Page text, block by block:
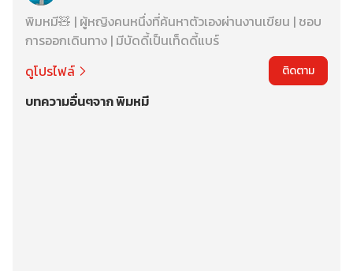
พิมหมี🧸 | ผู้หญิงคนหนึ่งที่ค้นหาตัวเองผ่านงานเขียน | ชอบ
การออกเดินทาง | มีบัดดี้เป็นเท็ดดี้แบร์
ดูโปรไฟล์
ติดตาม
บทความอื่นๆจาก พิมหมี